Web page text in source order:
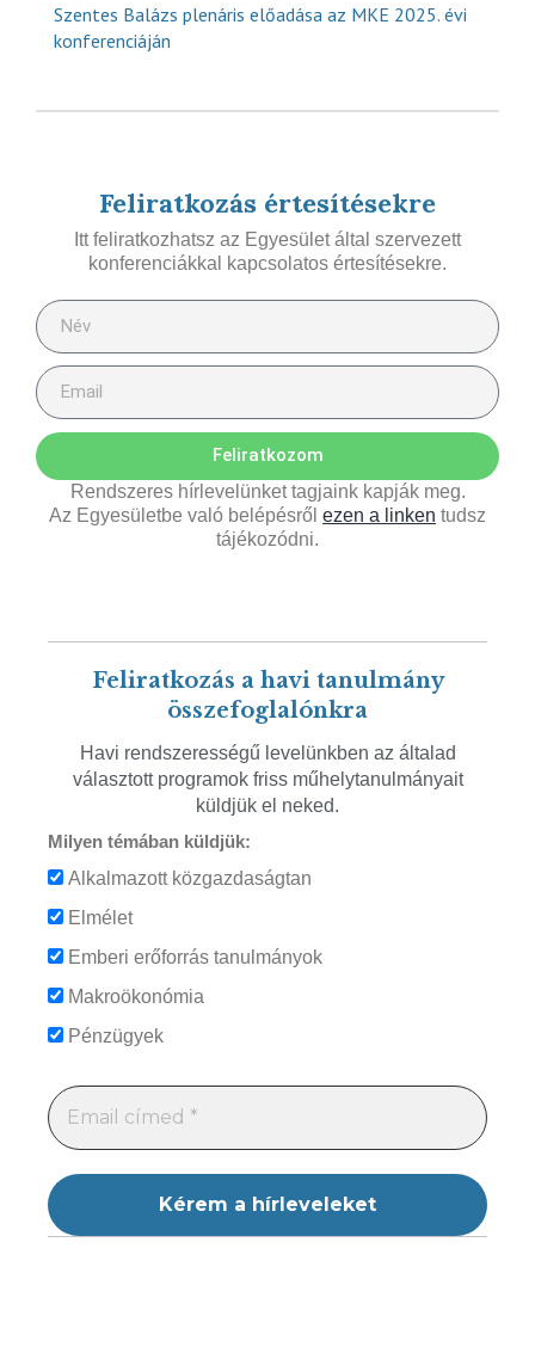
Szentes Balázs plenáris előadása az MKE 2025. évi
konferenciáján
Feliratkozás értesítésekre
Itt feliratkozhatsz az Egyesület által szervezett
konferenciákkal kapcsolatos értesítésekre.
Feliratkozom
Rendszeres hírlevelünket tagjaink kapják meg.
Az Egyesületbe való belépésről ezen a linken tudsz
tájékozódni.
Feliratkozás a havi tanulmány
összefoglalónkra
Havi rendszerességű levelünkben az általad
választott programok friss műhelytanulmányait
küldjük el neked.
Milyen témában küldjük:
Alkalmazott közgazdaságtan
Elmélet
Emberi erőforrás tanulmányok
Makroökonómia
Pénzügyek